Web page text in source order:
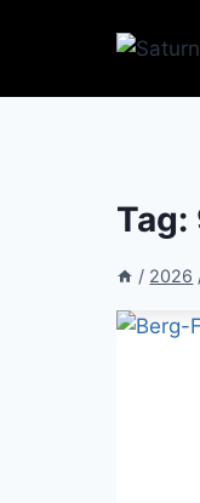
Tag:
/ 2026